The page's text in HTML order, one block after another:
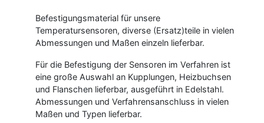
Befestigungsmaterial für unsere
Temperatursensoren, diverse (Ersatz)teile in vielen
Abmessungen und Maßen einzeln lieferbar.
Für die Befestigung der Sensoren im Verfahren ist
eine große Auswahl an Kupplungen, Heizbuchsen
und Flanschen lieferbar, ausgeführt in Edelstahl.
Abmessungen und Verfahrensanschluss in vielen
Maßen und Typen lieferbar.